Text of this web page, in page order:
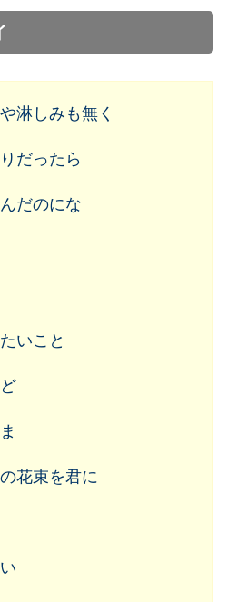
淋しみも無く
だったら
だのにな
いこと
花束を君に